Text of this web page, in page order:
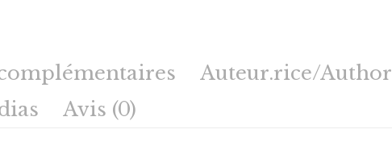
Auteur.rice/Author
Avis (0)